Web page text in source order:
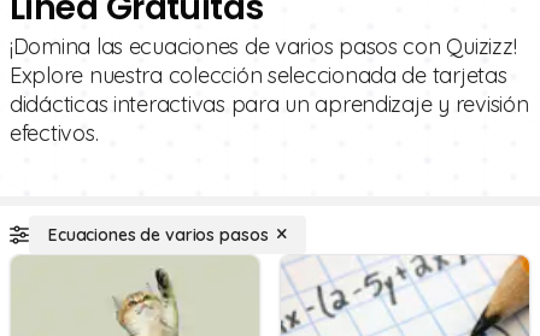
¡Domina las ecuaciones de varios pasos con Quizizz!
Explore nuestra colección seleccionada de tarjetas
didácticas interactivas para un aprendizaje y revisión
efectivos.
Ecuaciones de varios pasos